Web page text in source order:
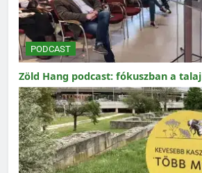
PODCAST
Zöld Hang podcast: fókuszban a talaj